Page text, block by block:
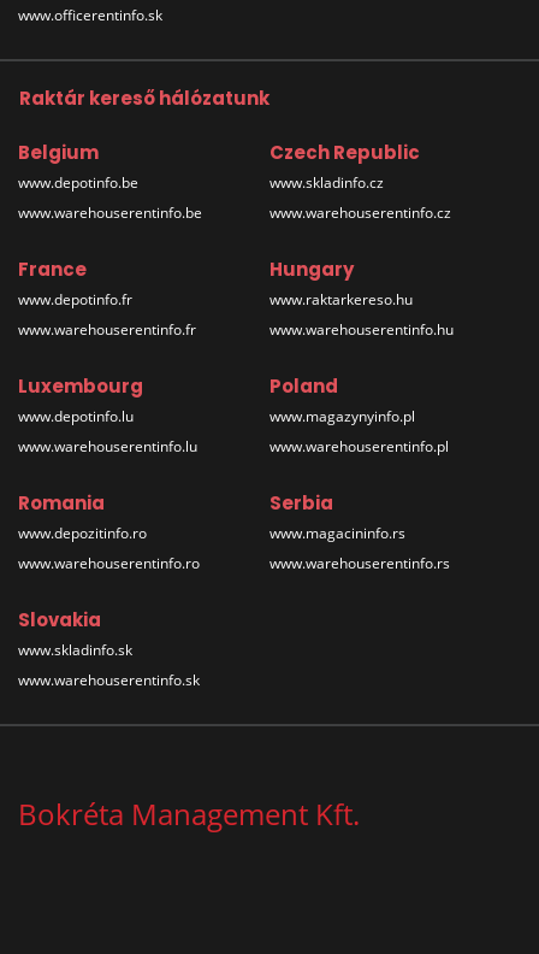
www.officerentinfo.sk
Raktár kereső hálózatunk
Belgium
www.depotinfo.be
www.warehouserentinfo.be
Czech Republic
www.skladinfo.cz
www.warehouserentinfo.cz
France
www.depotinfo.fr
www.warehouserentinfo.fr
Hungary
www.raktarkereso.hu
www.warehouserentinfo.hu
Luxembourg
www.depotinfo.lu
www.warehouserentinfo.lu
Poland
www.magazynyinfo.pl
www.warehouserentinfo.pl
Romania
www.depozitinfo.ro
www.warehouserentinfo.ro
Serbia
www.magacininfo.rs
www.warehouserentinfo.rs
Slovakia
www.skladinfo.sk
www.warehouserentinfo.sk
Bokréta Management Kft.